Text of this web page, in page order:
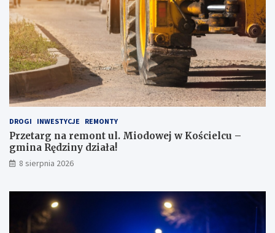
o
J
a
p
o
n
i
!
z
i
e
ż
o
w
e
DROGI INWESTYCJE REMONTY
Przetarg na remont ul. Miodowej w Kościelcu –
gmina Rędziny działa!
8 sierpnia 2026